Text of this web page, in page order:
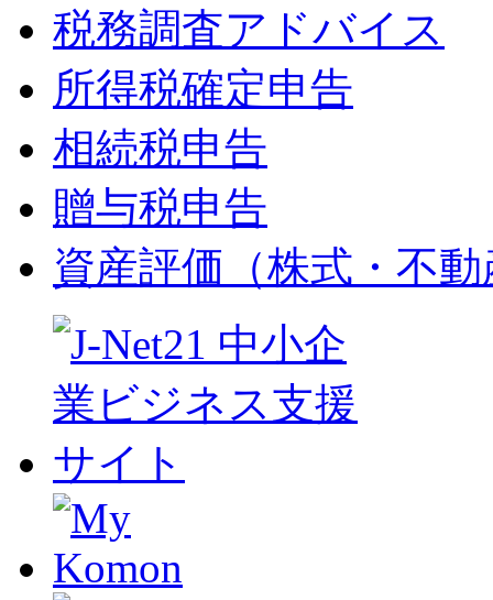
税務調査アドバイス
所得税確定申告
相続税申告
贈与税申告
資産評価（株式・不